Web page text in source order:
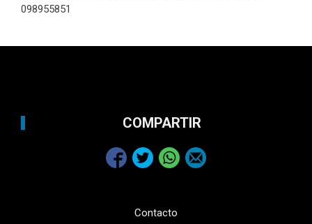
098955851
COMPARTIR
Contacto